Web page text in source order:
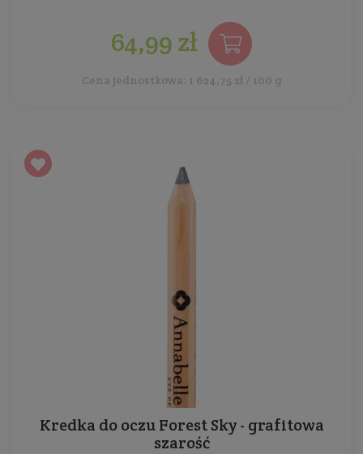
64,99 zł
Cena jednostkowa: 1 624,75 zł / 100 g
Kredka do oczu Forest Sky - grafitowa
szarość